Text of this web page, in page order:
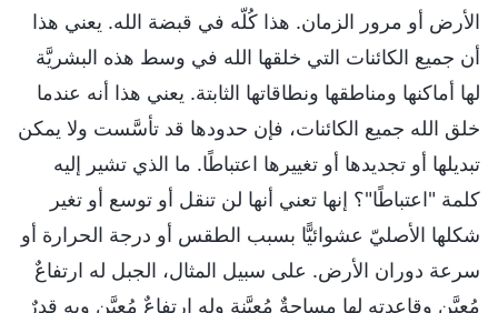
الأرض أو مرور الزمان. هذا كُلّه في قبضة الله. يعني هذا
أن جميع الكائنات التي خلقها الله في وسط هذه البشريَّة
لها أماكنها ومناطقها ونطاقاتها الثابتة. يعني هذا أنه عندما
خلق الله جميع الكائنات، فإن حدودها قد تأسَّست ولا يمكن
تبديلها أو تجديدها أو تغييرها اعتباطًا. ما الذي تشير إليه
كلمة "اعتباطًا"؟ إنها تعني أنها لن تنقل أو توسع أو تغير
شكلها الأصليّ عشوائيًّا بسبب الطقس أو درجة الحرارة أو
سرعة دوران الأرض. على سبيل المثال، الجبل له ارتفاعٌ
مُعيَّن وقاعدته لها مساحةٌ مُعيَّنة وله ارتفاعٌ مُعيَّن وبه قدرٌ